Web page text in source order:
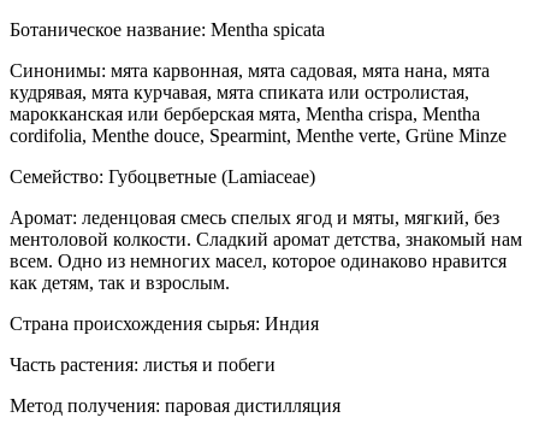
Ботаническое название: Mentha spicata
Синонимы: мята карвонная, мята садовая, мята нана, мята
кудрявая, мята курчавая, мята спиката или остролистая,
марокканская или берберская мята, Mentha crispa, Mentha
cordifolia, Menthe douce, Spearmint, Menthe verte, Grüne Minze
Семейство: Губоцветные (Lamiaceae)
Аромат: леденцовая смесь спелых ягод и мяты, мягкий, без
ментоловой колкости. Сладкий аромат детства, знакомый нам
всем. Одно из немногих масел, которое одинаково нравится
как детям, так и взрослым.
Страна происхождения сырья: Индия
Часть растения: листья и побеги
Метод получения: паровая дистилляция